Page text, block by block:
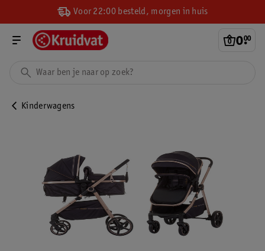
Voor 22:00 besteld, morgen in huis
0.
00
Kinderwagens